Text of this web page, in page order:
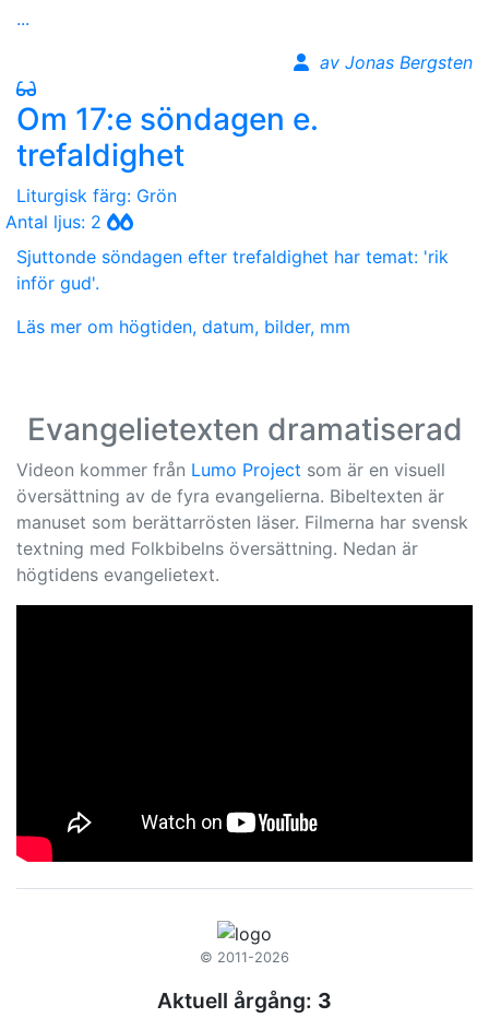
...
av Jonas Bergsten
Om 17:e söndagen e.
trefaldighet
Liturgisk färg: Grön
Antal ljus: 2
Sjuttonde söndagen efter trefaldighet har temat: 'rik
inför gud'.
Läs mer om högtiden, datum, bilder, mm
Evangelietexten dramatiserad
Videon kommer från Lumo Project som är en visuell
översättning av de fyra evangelierna. Bibeltexten är
manuset som berättarrösten läser. Filmerna har svensk
textning med Folkbibelns översättning. Nedan är
högtidens evangelietext.
© 2011-2026
Aktuell årgång: 3